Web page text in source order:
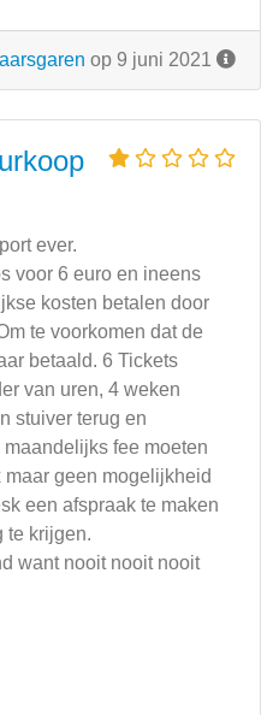
op 9 juni 2021
ever.
voor 6 euro en ineens
kosten betalen door
te voorkomen dat de
betaald. 6 Tickets
van uren, 4 weken
stuiver terug en
fee moeten
geen mogelijkheid
een afspraak te maken
te krijgen.
want nooit nooit nooit